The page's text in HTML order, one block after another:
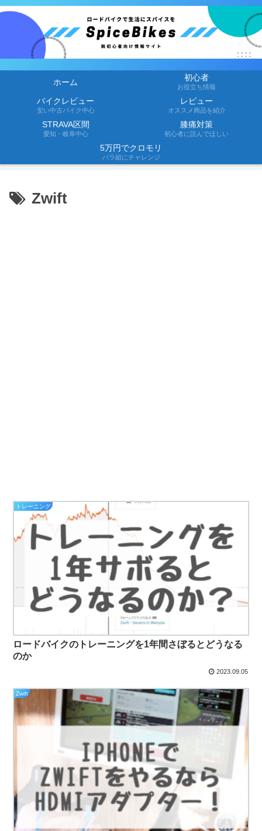
ホーム 初心者
お役立ち情報
バイクレビュー
安い中古バイク中心
レビュー
オススメ商品を紹介
STRAVA区間
愛知・岐阜中心
膝痛対策
初心者に読んでほしい
5万円でクロモリ
バラ組にチャレンジ
Zwift
トレーニング
ロードバイクのトレーニングを1年間さぼるとどうなる
のか
2023.09.05
Zwift